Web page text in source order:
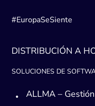
#EuropaSeSiente
DISTRIBUCIÓN A
SOLUCIONES DE
ALLMA –